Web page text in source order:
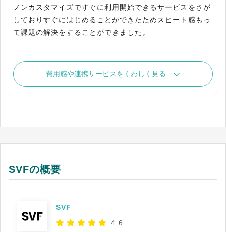
ノンカスタマイズですぐに利用開始できるサービスをさが
しておりすぐにはじめることができたためスピート感もっ
て課題の解決をすることができました。
費用感や連携サービスをくわしく見る
SVFの概要
SVF
4.6